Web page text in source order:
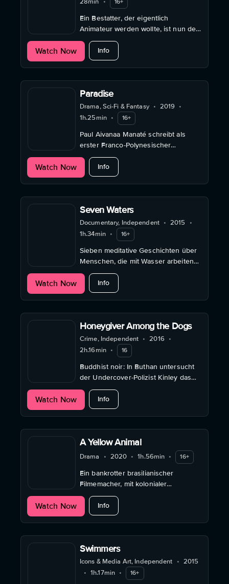
16+
Ein Bestatter, der eigentlich
Animateur werden wollte, ist nun der
letzte Wegbegleiter der einsam
Verstorbenen in Berlin.
Watch Now Infoabout Alleingang
Paradise
Drama, Sci-Fi & Fantasy • 2019 •
1h.25min • 16+
Paul Aivanaa Manaté schreibt als
erster Franco-Polynesischer
Regisseur überhaupt Filmgeschichte
und konnte dafür Sebastian
Urzendowsky gewinnen.
Watch Now Infoabout Paradise
Seven Waters
Documentary, Independent • 2015
•
1h.34min • 16+
Sieben meditative Geschichten über
Menschen, die mit Wasser arbeiten
und die überraschenden
Philosophien, die es in ihnen weckt.
Watch Now Infoabout Seven Waters
Honeygiver Among the Dogs
Crime, Independent • 2016 •
2h.16min • 16
Buddhist noir: In Buthan untersucht
der Undercover-Polizist Kinley das
Verschwinden einer buddhistischen
Äbtissin, die im Dorf „Dämonin“
genannt wird.
Watch Now Infoabout Honeygiver Among the Dogs
A Yellow Animal
Drama • 2020 • 1h.56min • 16+
Ein bankrotter brasilianischer
Filmemacher, mit kolonialer
Familiengeschichte, wird vom Geist
eines mysteriösen Mosambikaners
heimgesucht.
Watch Now Infoabout A Yellow Animal
Swimmers
Icons & Media Art, Independent • 2015
• 1h.17min • 16+